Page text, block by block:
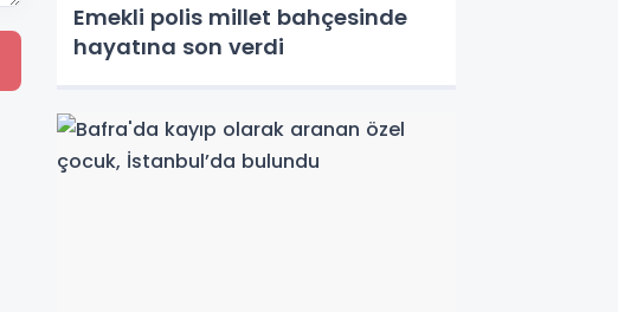
Emekli polis millet bahçesinde
hayatına son verdi